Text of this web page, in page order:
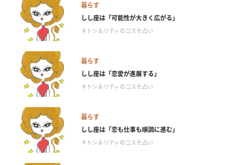
暮らす
しし座は「可能性が大きく広がる」
＃トシ＆リティのコスモ占い
暮らす
しし座は「恋愛が進展する」
＃トシ＆リティのコスモ占い
暮らす
しし座は「恋も仕事も順調に進む」
＃トシ＆リティのコスモ占い